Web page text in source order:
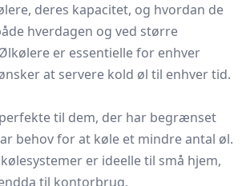
deres kapacitet, og hvordan de
hverdagen og ved større
er essentielle for enhver
at servere kold øl til enhver tid.
til dem, der har begrænset
behov for at køle et mindre antal øl.
er ideelle til små hjem,
til kontorbrug.